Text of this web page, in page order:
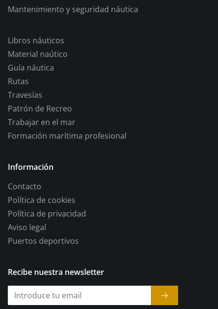
Mantenimiento y seguridad náutica
Libros náuticos
Material naútico
Guía náutica
Rutas
Travesías
Patrón de Recreo
Trabajar en el mar
Formación marítima profesional
Información
Contacto
Política de cookies
Política de privacidad
Aviso legal
Puertos deportivos
Recibe nuestra newsletter